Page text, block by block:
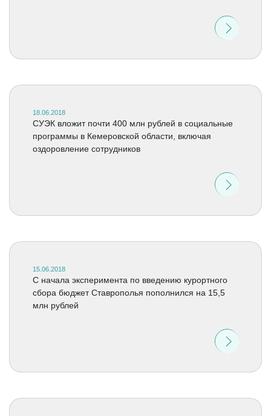
18.06.2018
СУЭК вложит почти 400 млн рублей в социальные
программы в Кемеровской области, включая
оздоровление сотрудников
15.06.2018
С начала эксперимента по введению курортного
сбора бюджет Ставрополья пополнился на 15,5
млн рублей